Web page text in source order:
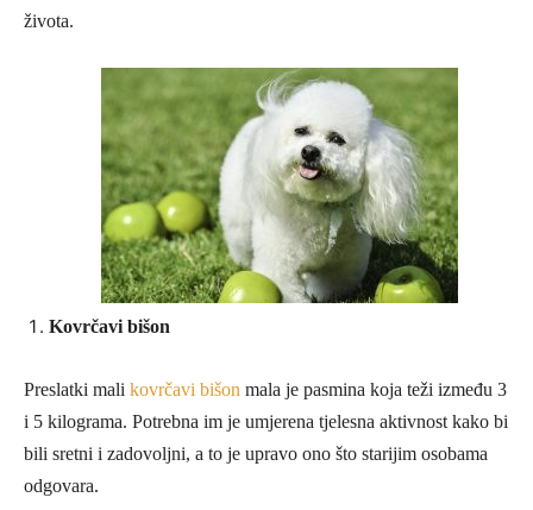
života.
Kovrčavi bišon
Preslatki mali kovrčavi bišon mala je pasmina koja teži između 3
i 5 kilograma. Potrebna im je umjerena tjelesna aktivnost kako bi
bili sretni i zadovoljni, a to je upravo ono što starijim osobama
odgovara.